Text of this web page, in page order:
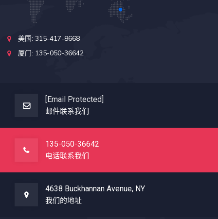
美国: 315-417-8668
厦门: 135-050-36642
[email Protected]
邮件联系我们
135-050-36642
电话联系我们
4638 Buckhannan Avenue, NY
我们的地址